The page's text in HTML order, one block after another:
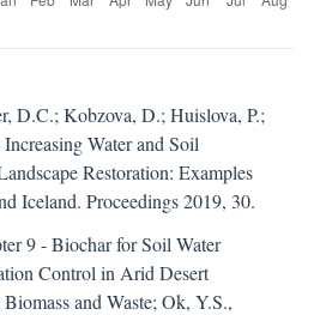
D.C.; Kobzova, D.; Huislova, P.;
Water and Soil
Restoration: Examples
Iceland. Proceedings 2019, 30.
9 - Biochar for Soil Water
Control in Arid Desert
and Waste; Ok, Y.S.,